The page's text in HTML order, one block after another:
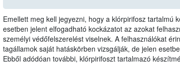
Emellett meg kell jegyezni, hogy a klórpirifosz tartalmú
esetben jelent elfogadható kockázatot az azokat
személyi védőfelszerelést viselnek. A felhasználókat
tagállamok saját hatáskörben vizsgálják, de jelen
Ebből adódóan további, klórpirifoszt tartalmazó